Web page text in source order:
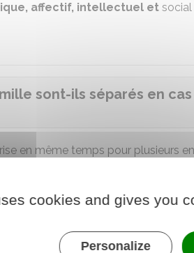
affectif, intellectuel et social
sont-ils séparés en
en même temps pour plusieurs
de l'un des enfants
il peut décider de les placer
cookies and gives you
Personalize